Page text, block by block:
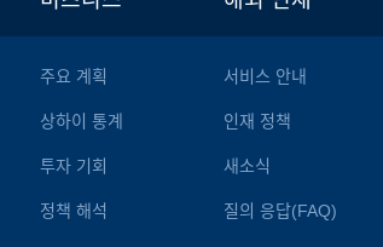
주요 계획
상하이 통계
투자 기회
정책 해석
서비스 안내
인재 정책
새소식
질의 응답(FAQ)